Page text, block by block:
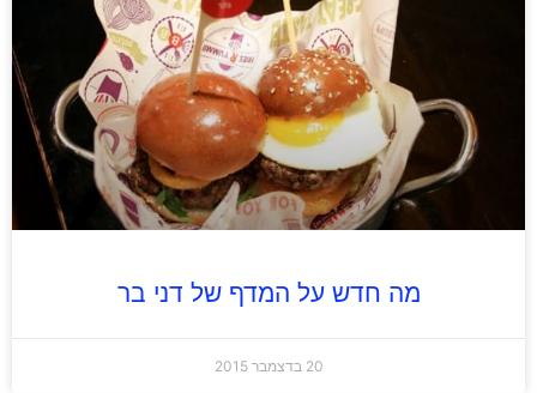
מה חדש על המדף של דני בר
20 בדצמבר 2015